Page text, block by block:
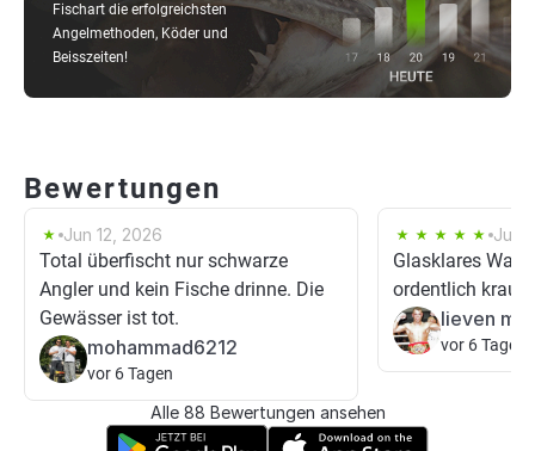
Fischart die erfolgreichsten
Angelmethoden, Köder und
Beisszeiten!
Bewertungen
Jun 12, 2026
Total überfischt nur schwarze
Angler und kein Fische drinne. Die
Gewässer ist tot.
mohammad6212
vor 6 Tagen
Jun
Glasklares
ordentlich
lieven
vor 6 Tagen
Alle 88 Bewertungen ansehen